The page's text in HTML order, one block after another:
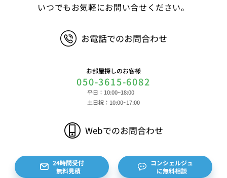
いつでもお気軽にお問い合せください。
お電話でのお問合わせ
お部屋探しのお客様
050-3615-6082
平日：10:00~18:00
土日祝：10:00~17:00
Webでのお問合わせ
24時間受付
無料見積
コンシェルジュ
に無料相談